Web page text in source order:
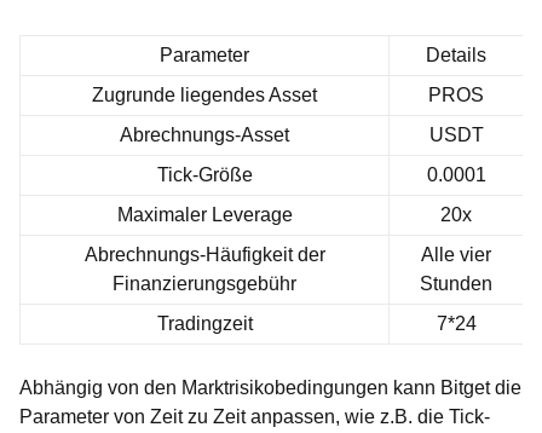
Parameter
Details
Zugrunde liegendes Asset
PROS
Abrechnungs-Asset
USDT
Tick-Größe
0.0001
Maximaler Leverage
20x
Abrechnungs-Häufigkeit der
Finanzierungsgebühr
Alle vier
Stunden
Tradingzeit
7*24
Abhängig von den Marktrisikobedingungen kann Bitget die
Parameter von Zeit zu Zeit anpassen, wie z.B. die Tick-